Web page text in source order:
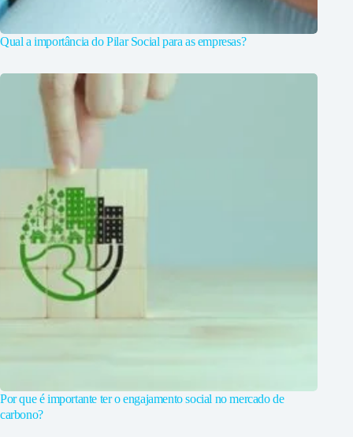
Qual a importância do Pilar Social para as empresas?
Por que é importante ter o engajamento social no mercado de
carbono?